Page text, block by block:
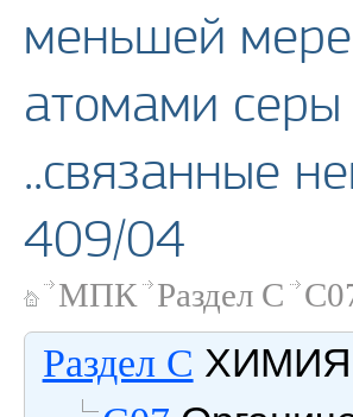
меньшей
атомами серы
..связанные
409/04
МПК Раздел C
Раздел C